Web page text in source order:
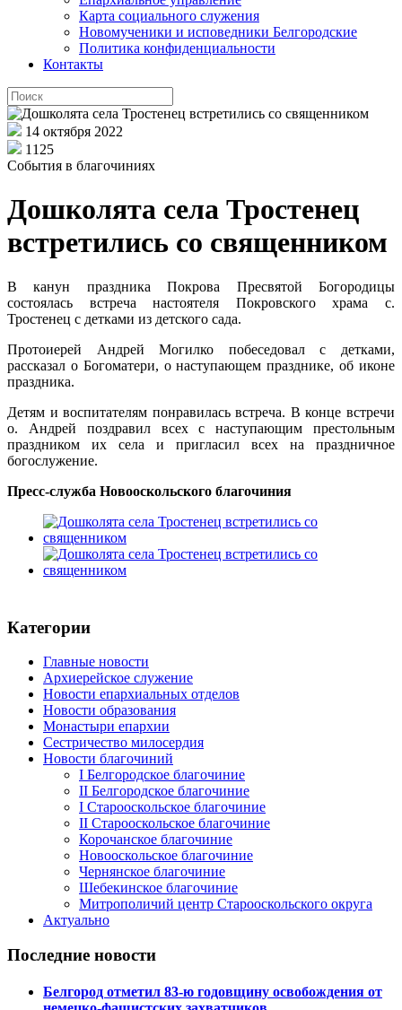
Карта социального служения
Новомученики и исповедники Белгородские
Политика конфиденциальности
Контакты
14 октября 2022
1125
События в благочиниях
Дошколята села Тростенец
встретились со священником
В канун праздника Покрова Пресвятой Богородицы
состоялась встреча настоятеля Покровского храма с.
Тростенец с детками из детского сада.
Протоиерей Андрей Могилко побеседовал с детками,
рассказал о Богоматери, о наступающем празднике, об иконе
праздника.
Детям и воспитателям понравилась встреча. В конце встречи
о. Андрей поздравил всех с наступающим престольным
праздником их села и пригласил всех на праздничное
богослужение.
Пресс-служба Новооскольского благочиния
Категории
Главные новости
Архиерейское служение
Новости епархиальных отделов
Новости образования
Монастыри епархии
Сестричество милосердия
Новости благочиний
I Белгородское благочиние
II Белгородское благочиние
I Старооскольское благочиние
II Старооскольское благочиние
Корочанское благочиние
Новооскольское благочиние
Чернянское благочиние
Шебекинское благочиние
Митрополичий центр Старооскольского округа
Актуально
Последние новости
Белгород отметил 83-ю годовщину освобождения от